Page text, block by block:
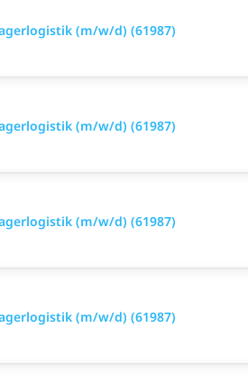
(m/w/d) (61987)
(m/w/d) (61987)
(m/w/d) (61987)
(m/w/d) (61987)